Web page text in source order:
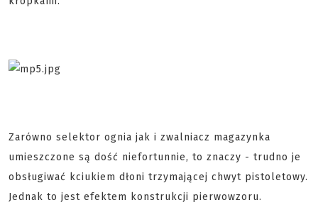
Zarówno selektor ognia jak i zwalniacz magazynka
umieszczone są dość niefortunnie, to znaczy - trudno je
obsługiwać kciukiem dłoni trzymającej chwyt pistoletowy.
Jednak to jest efektem konstrukcji pierwowzoru.